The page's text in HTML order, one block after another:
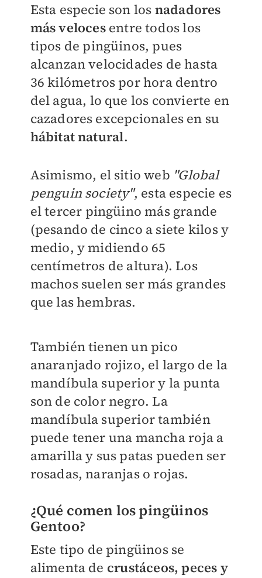
Esta especie son los nadadores
más velocesentre todos los
tipos de pingüinos, pues
alcanzan velocidades de hasta
36 kilómetros por hora dentro
del agua, lo que los convierte en
cazadores excepcionales en su
hábitat natural.
Asimismo, el sitio web "Global
penguin society", esta especie es
el tercer pingüino más grande
(pesando de cinco a siete kilos y
medio, y midiendo 65
centímetros de altura). Los
machos suelen ser más grandes
que las hembras.
También tienen un pico
anaranjado rojizo, el largo de la
mandíbula superior y la punta
son de color negro. La
mandíbula superior también
puede tener una mancha roja a
amarilla y sus patas pueden ser
rosadas, naranjas o rojas.
¿Qué comen los pingüinos
Gentoo?
Este tipo de pingüinos se
alimenta de crustáceos, peces y